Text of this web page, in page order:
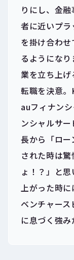
りにし、金
者に近いプ
を掛け合わ
るようにな
業を立ち上
転職を決意
auフィナン
ンシャルサ
長から「ロ
された時は
ょ！？」と
上がった時
ベンチャー
に息づく強み